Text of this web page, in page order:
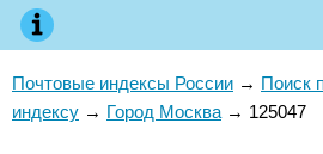
Почтовые индексы России → Поиск
индексу → Город Москва → 125047